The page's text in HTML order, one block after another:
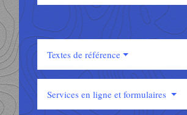
Textes de référence
Services en ligne et formulaires